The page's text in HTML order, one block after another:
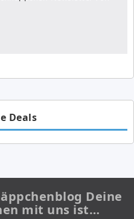
Deals
Deine
mit uns ist…